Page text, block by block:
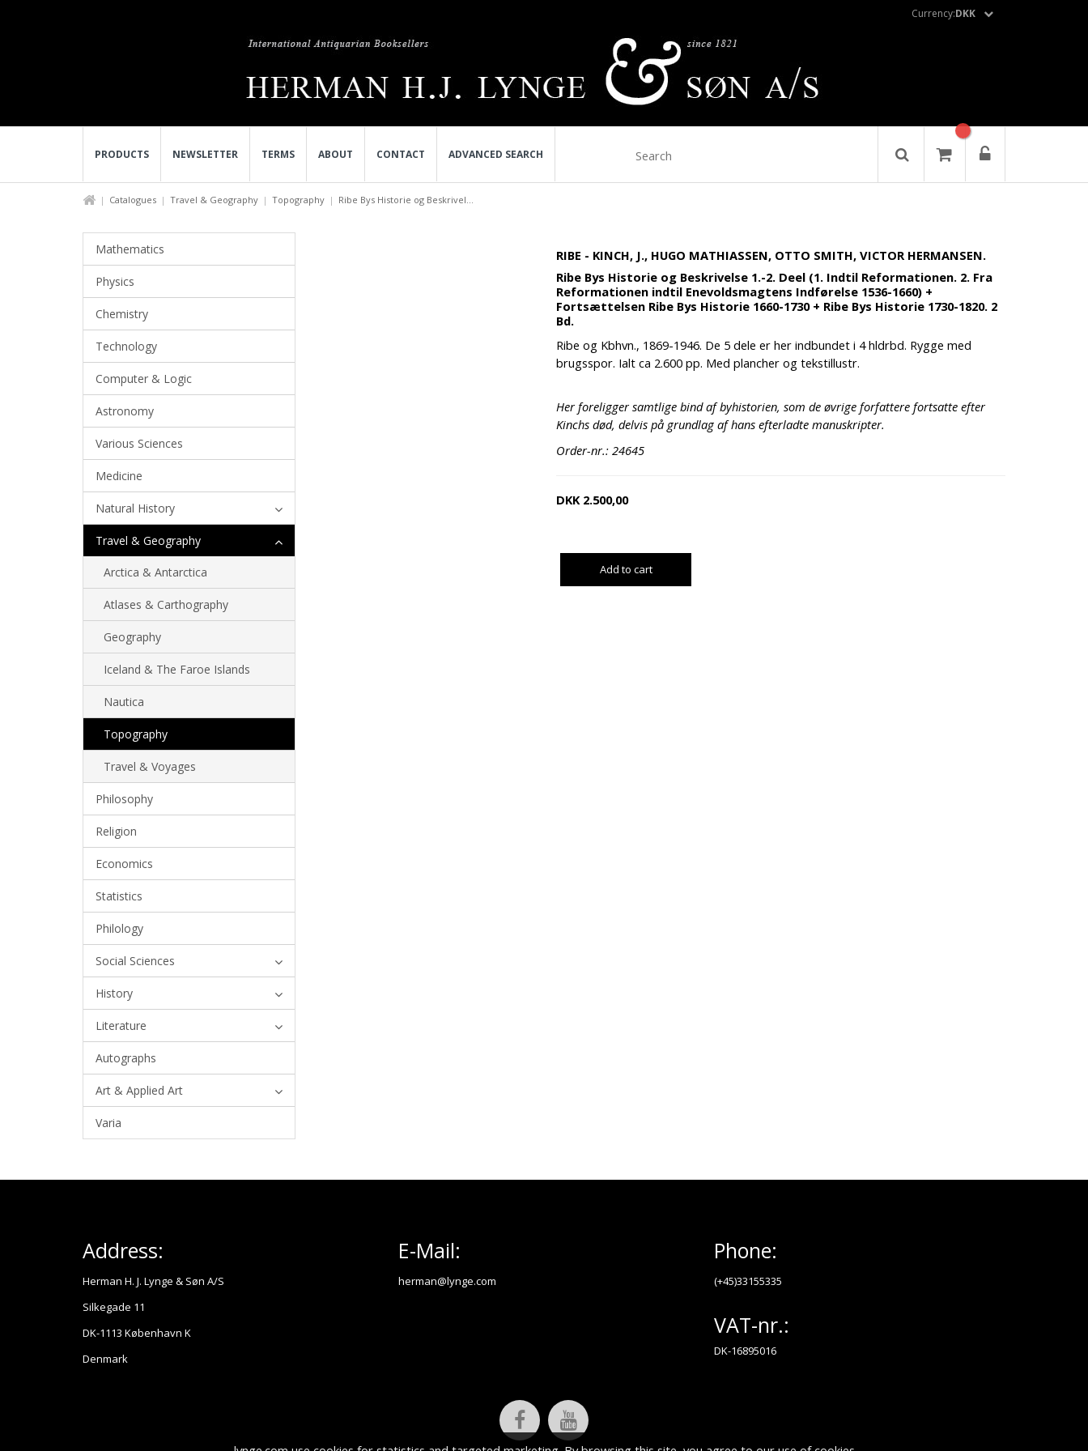
Currency:DKK
PRODUCTS NEWSLETTER TERMS ABOUT CONTACT ADVANCED SEARCH
Catalogues Travel & Geography Topography Ribe Bys Historie og Beskrivel...
Mathematics
Physics
Chemistry
Technology
Computer & Logic
Astronomy
Various Sciences
Medicine
Natural History
Travel & Geography
Arctica & Antarctica
Atlases & Carthography
Geography
Iceland & The Faroe Islands
Nautica
Topography
Travel & Voyages
Philosophy
Religion
Economics
Statistics
Philology
Social Sciences
History
Literature
Autographs
Art & Applied Art
Varia
RIBE - KINCH, J., HUGO MATHIASSEN, OTTO SMITH, VICTOR HERMANSEN.
Ribe Bys Historie og Beskrivelse 1.-2. Deel (1. Indtil Reformationen. 2. Fra
Reformationen indtil Enevoldsmagtens Indførelse 1536-1660) +
Fortsættelsen Ribe Bys Historie 1660-1730 + Ribe Bys Historie 1730-1820. 2
Bd.
Ribe og Kbhvn., 1869-1946. De 5 dele er her indbundet i 4 hldrbd. Rygge med
brugsspor. Ialt ca 2.600 pp. Med plancher og tekstillustr.
Her foreligger samtlige bind af byhistorien, som de øvrige forfattere fortsatte efter
Kinchs død, delvis på grundlag af hans efterladte manuskripter.
Order-nr.: 24645
DKK 2.500,00
Add to cart
Address:
Herman H. J. Lynge & Søn A/S
Silkegade 11
DK-1113 København K
Denmark
E-Mail:
herman@lynge.com
Phone:
(+45)33155335
VAT-nr.:
DK-16895016